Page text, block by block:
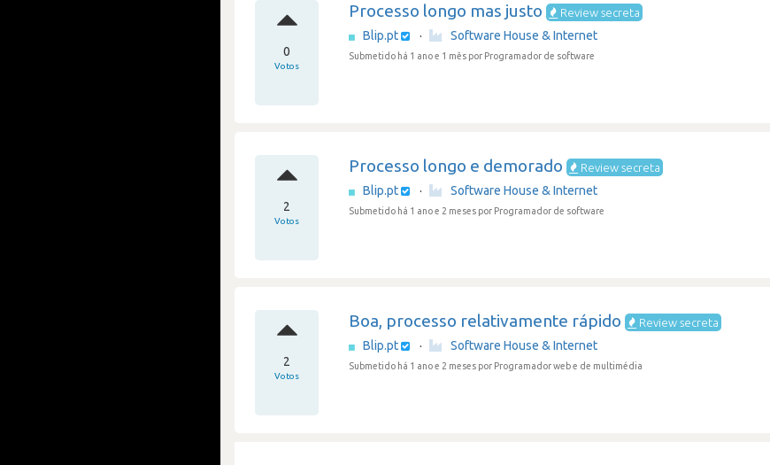
0
Votos
Processo longo mas justo Review secreta
Blip.pt · Software House & Internet
Submetido há 1 ano e 1 mês por Programador de software
2
Votos
Processo longo e demorado Review secreta
Blip.pt · Software House & Internet
Submetido há 1 ano e 2 meses por Programador de software
2
Votos
Boa, processo relativamente rápido Review secreta
Blip.pt · Software House & Internet
Submetido há 1 ano e 2 meses por Programador web e de multimédia